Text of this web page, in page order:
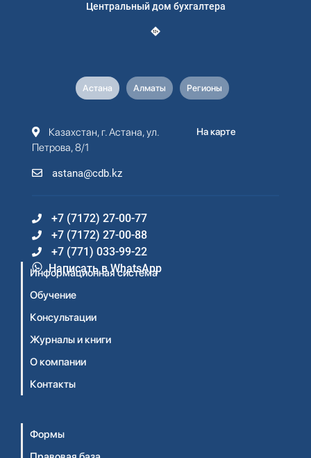
Центральный дом бухгалтера
Астана Алматы Регионы
Казахстан, г. Астана, ул.
Петрова, 8/1
astana@cdb.kz
На карте
+7 (7172) 27-00-77
+7 (7172) 27-00-88
+7 (771) 033-99-22
Написать в WhatsApp
Информационная система
Обучение
Консультации
Журналы и книги
О компании
Контакты
Формы